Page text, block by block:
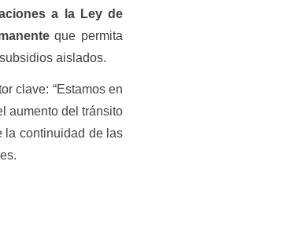
a la Ley de
que permita
aislados.
clave: “Estamos en
aumento del tránsito
la continuidad de las